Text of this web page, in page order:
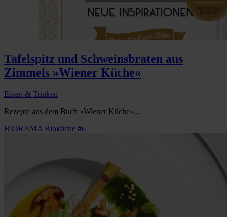
Tafelspitz und Schweinsbraten aus
Zimmels »Wiener Küche«
Essen & Trinken
Rezepte aus dem Buch »Wiener Küche«...
BIORAMA Bioküche #6